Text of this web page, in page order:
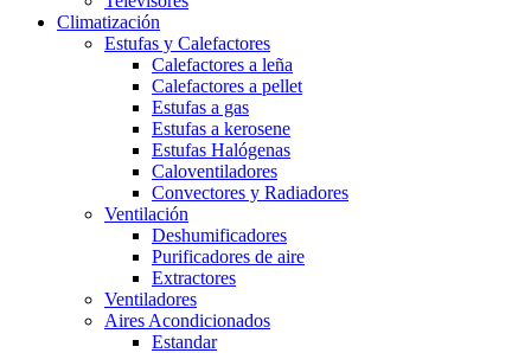
Climatización
Estufas y Calefactores
Calefactores a leña
Calefactores a pellet
Estufas a gas
Estufas a kerosene
Estufas Halógenas
Caloventiladores
Convectores y Radiadores
Ventilación
Deshumificadores
Purificadores de aire
Extractores
Ventiladores
Aires Acondicionados
Estandar